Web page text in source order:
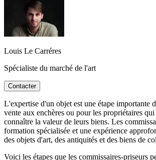
Louis Le Carréres
Spécialiste du marché de l'art
Contacter
L'expertise d'un objet est une étape importante
vente aux enchères ou pour les propriétaires qui
connaître la valeur de leurs biens. Les
formation spécialisée et une expérience
des objets d'art, des antiquités et des biens de
Voici les étapes que les commissaires-priseurs